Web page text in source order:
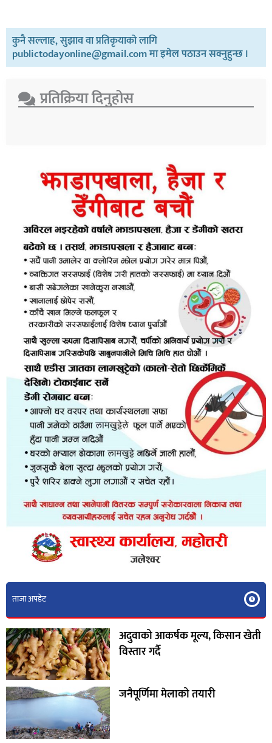
कुनै सल्लाह, सुझाव वा प्रतिकृयाको लागि
publictodayonline@gmail.com मा इमेल पठाउन सक्नुहुन्छ ।
प्रतिक्रिया दिनुहोस​
ताजा अपडेट
अदुवाको आकर्षक मूल्य, किसान खेती
विस्तार गर्दै
जनैपूर्णिमा मेलाको तयारी